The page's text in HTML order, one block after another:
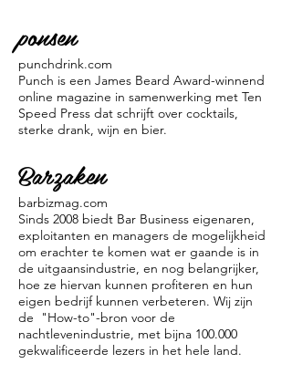
ponsen
punchdrink.com
Punch is een James Beard Award-winnend
online magazine in samenwerking met Ten
Speed Press dat schrijft over cocktails,
sterke drank, wijn en bier.
Barzaken
barbizmag.com
Sinds 2008 biedt Bar Business eigenaren,
exploitanten en managers de mogelijkheid
om erachter te komen wat er gaande is in
de uitgaansindustrie, en nog belangrijker,
hoe ze hiervan kunnen profiteren en hun
eigen bedrijf kunnen verbeteren. Wij zijn
de "How-to"-bron voor de
nachtlevenindustrie, met bijna 100.000
gekwalificeerde lezers in het hele land.